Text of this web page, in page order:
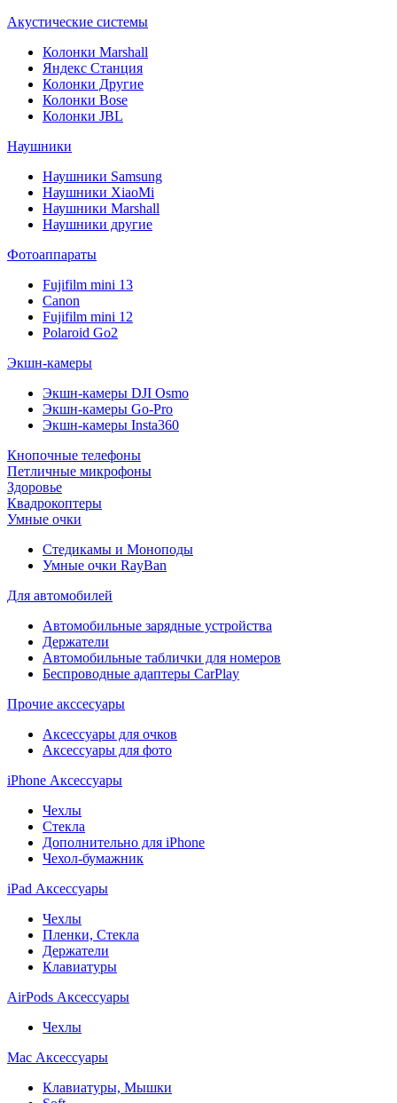
Акустические системы
Колонки Marshall
Яндекс Станция
Колонки Другие
Колонки Bose
Колонки JBL
Наушники
Наушники Samsung
Наушники XiaoMi
Наушники Marshall
Наушники другие
Фотоаппараты
Fujifilm mini 13
Canon
Fujifilm mini 12
Polaroid Go2
Экшн-камеры
Экшн-камеры DJI Osmo
Экшн-камеры Go-Pro
Экшн-камеры Insta360
Кнопочные телефоны
Петличные микрофоны
Здоровье
Квадрокоптеры
Умные очки
Стедикамы и Моноподы
Умные очки RayBan
Для автомобилей
Автомобильные зарядные устройства
Держатели
Автомобильные таблички для номеров
Беспроводные адаптеры CarPlay
Прочие акссесуары
Аксессуары для очков
Аксессуары для фото
iPhone Аксессуары
Чехлы
Стекла
Дополнительно для iPhone
Чехол-бумажник
iPad Аксессуары
Чехлы
Пленки, Стекла
Держатели
Клавиатуры
AirPods Аксессуары
Чехлы
Mac Аксессуары
Клавиатуры, Мышки